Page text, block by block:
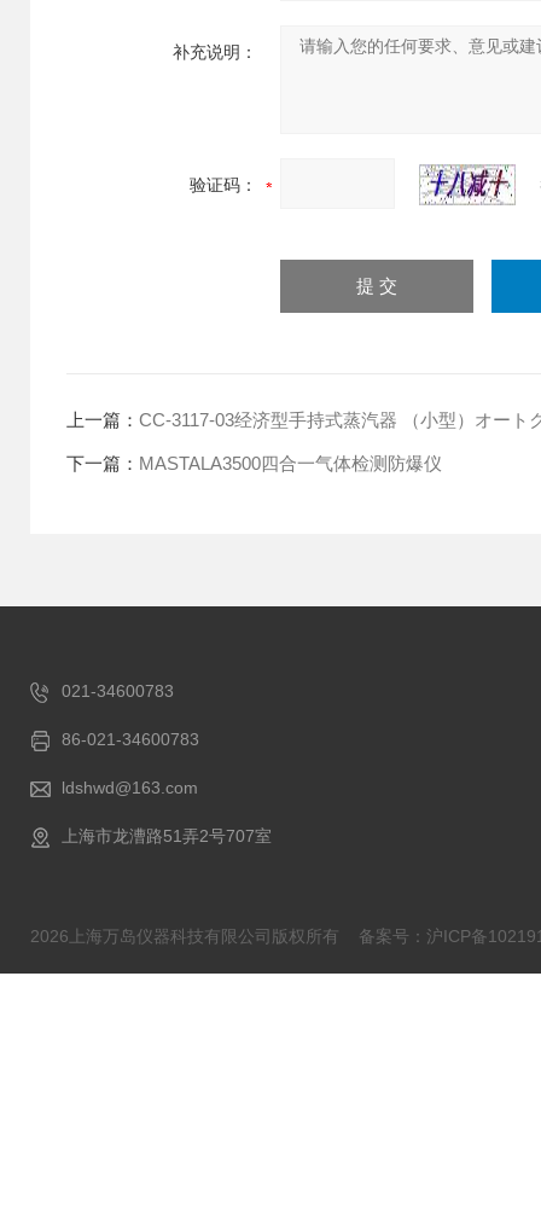
补充说明：
验证码：
上一篇： CC-3117-03经济型手持式蒸汽器 （小型）オート
下一篇： MASTALA3500四合一气体检测防爆仪
021-34600783
86-021-34600783
ldshwd@163.com
上海市龙漕路51弄2号707室
2026上海万岛仪器科技有限公司版权所有 备案号：沪ICP备